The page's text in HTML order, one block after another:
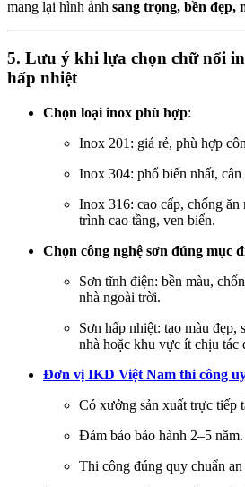
mang lại hình ảnh sang trọng, bền đẹp,
5. Lưu ý khi lựa chọn chữ nổi
hấp nhiệt
Chọn loại inox phù hợp:
Inox 201: giá rẻ, phù hợp
Inox 304: phổ biến nhất,
Inox 316: cao cấp, chống
trình cao tầng, ven biển.
Chọn công nghệ sơn đúng mục
Sơn tĩnh điện: bền màu,
nhà ngoài trời.
Sơn hấp nhiệt: tạo màu đẹp,
nhà hoặc khu vực ít chịu tác
Đơn vị IKD Việt Nam thi công
Có xưởng sản xuất trực tiếp
Đảm bảo bảo hành 2–5 năm.
Thi công đúng quy chuẩn